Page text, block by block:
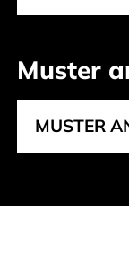
Muster
MUSTER